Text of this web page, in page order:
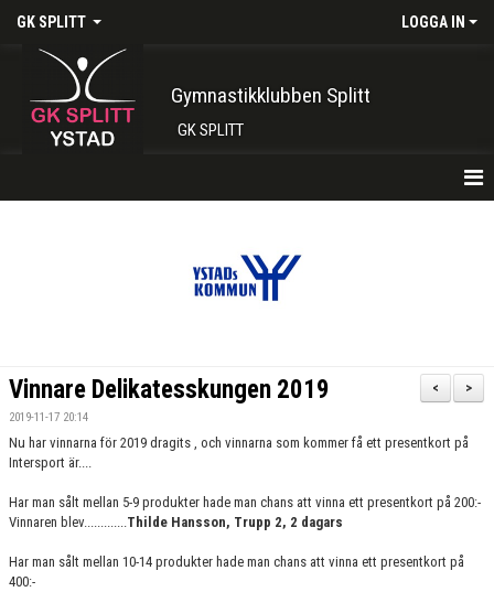
GK SPLITT LOGGA IN
Gymnastikklubben Splitt
GK SPLITT
INTRESSEANMÄLAN
SHOP
GRUPPER OCH TIDER
STÖDMEDLEM
>
<
Vinnare Delikatesskungen 2019
2019-11-17 20:14
Nu har vinnarna för 2019 dragits , och vinnarna som kommer få ett presentkort på
Intersport är....
Har man sålt mellan 5-9 produkter hade man chans att vinna ett presentkort på 200:-
Vinnaren blev.............Thilde Hansson, Trupp 2, 2 dagars
Har man sålt mellan 10-14 produkter hade man chans att vinna ett presentkort på
400:-